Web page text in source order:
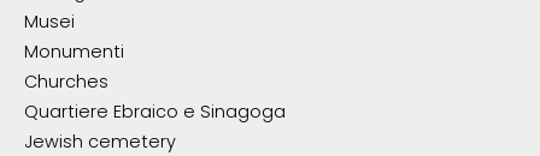
Musei
Monumenti
Churches
Quartiere Ebraico e Sinagoga
Jewish cemetery